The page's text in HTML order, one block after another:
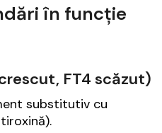
în funcție
FT4 scăzut)
substitutiv cu